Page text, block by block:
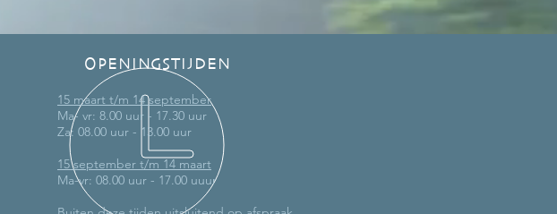
OPENINGSTIJDEN
15 maart t/m 14 september
Ma- vr: 8.00 uur - 17.30 uur
Za: 08.00 uur - 13.00 uur
15 september t/m 14 maart
Ma-vr: 08.00 uur - 17.00 uuur